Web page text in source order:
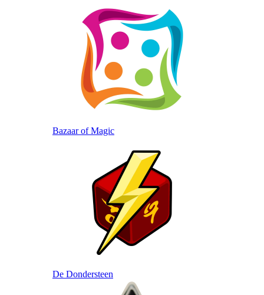
Bazaar of Magic
De Dondersteen